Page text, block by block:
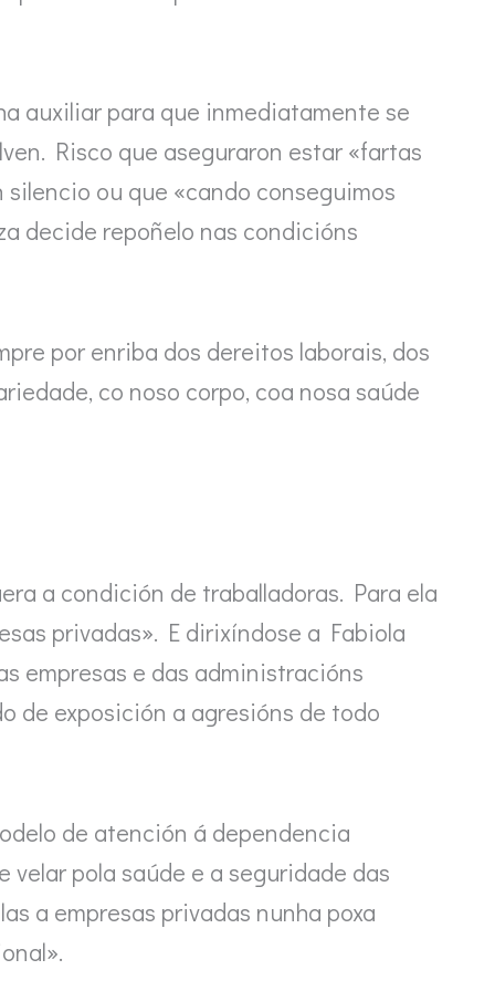
auxiliar para que inmediatamente se
Risco que aseguraron estar «fartas
ou que «cando conseguimos
decide repoñelo nas condicións
por enriba dos dereitos laborais, dos
co noso corpo, coa nosa saúde
a condición de traballadoras. Para ela
privadas». E dirixíndose a Fabiola
empresas e das administracións
de exposición a agresións de todo
de atención á dependencia
pola saúde e a seguridade das
a empresas privadas nunha poxa